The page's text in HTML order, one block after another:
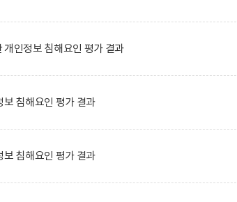
개인정보 침해요인 평가 결과
보 침해요인 평가 결과
보 침해요인 평가 결과